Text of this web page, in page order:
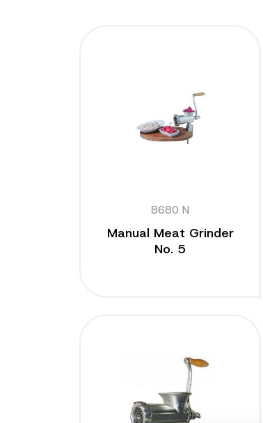
8680 N
Manual Meat Grinder
No. 5